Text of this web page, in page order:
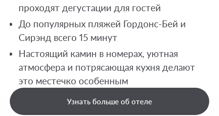
проходят дегустации для гостей
До популярных пляжей Гордонс-Бей и
Сирэнд всего 15 минут
Настоящий камин в номерах, уютная
атмосфера и потрясающая кухня делают
это местечко особенным
Узнать больше об отеле